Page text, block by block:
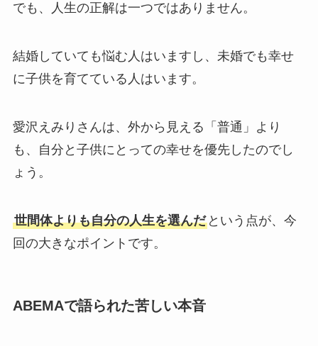
でも、人生の正解は一つではありません。
結婚していても悩む人はいますし、未婚でも幸せ
に子供を育てている人はいます。
愛沢えみりさんは、外から見える「普通」より
も、自分と子供にとっての幸せを優先したのでし
ょう。
世間体よりも自分の人生を選んだという点が、今
回の大きなポイントです。
ABEMAで語られた苦しい本音